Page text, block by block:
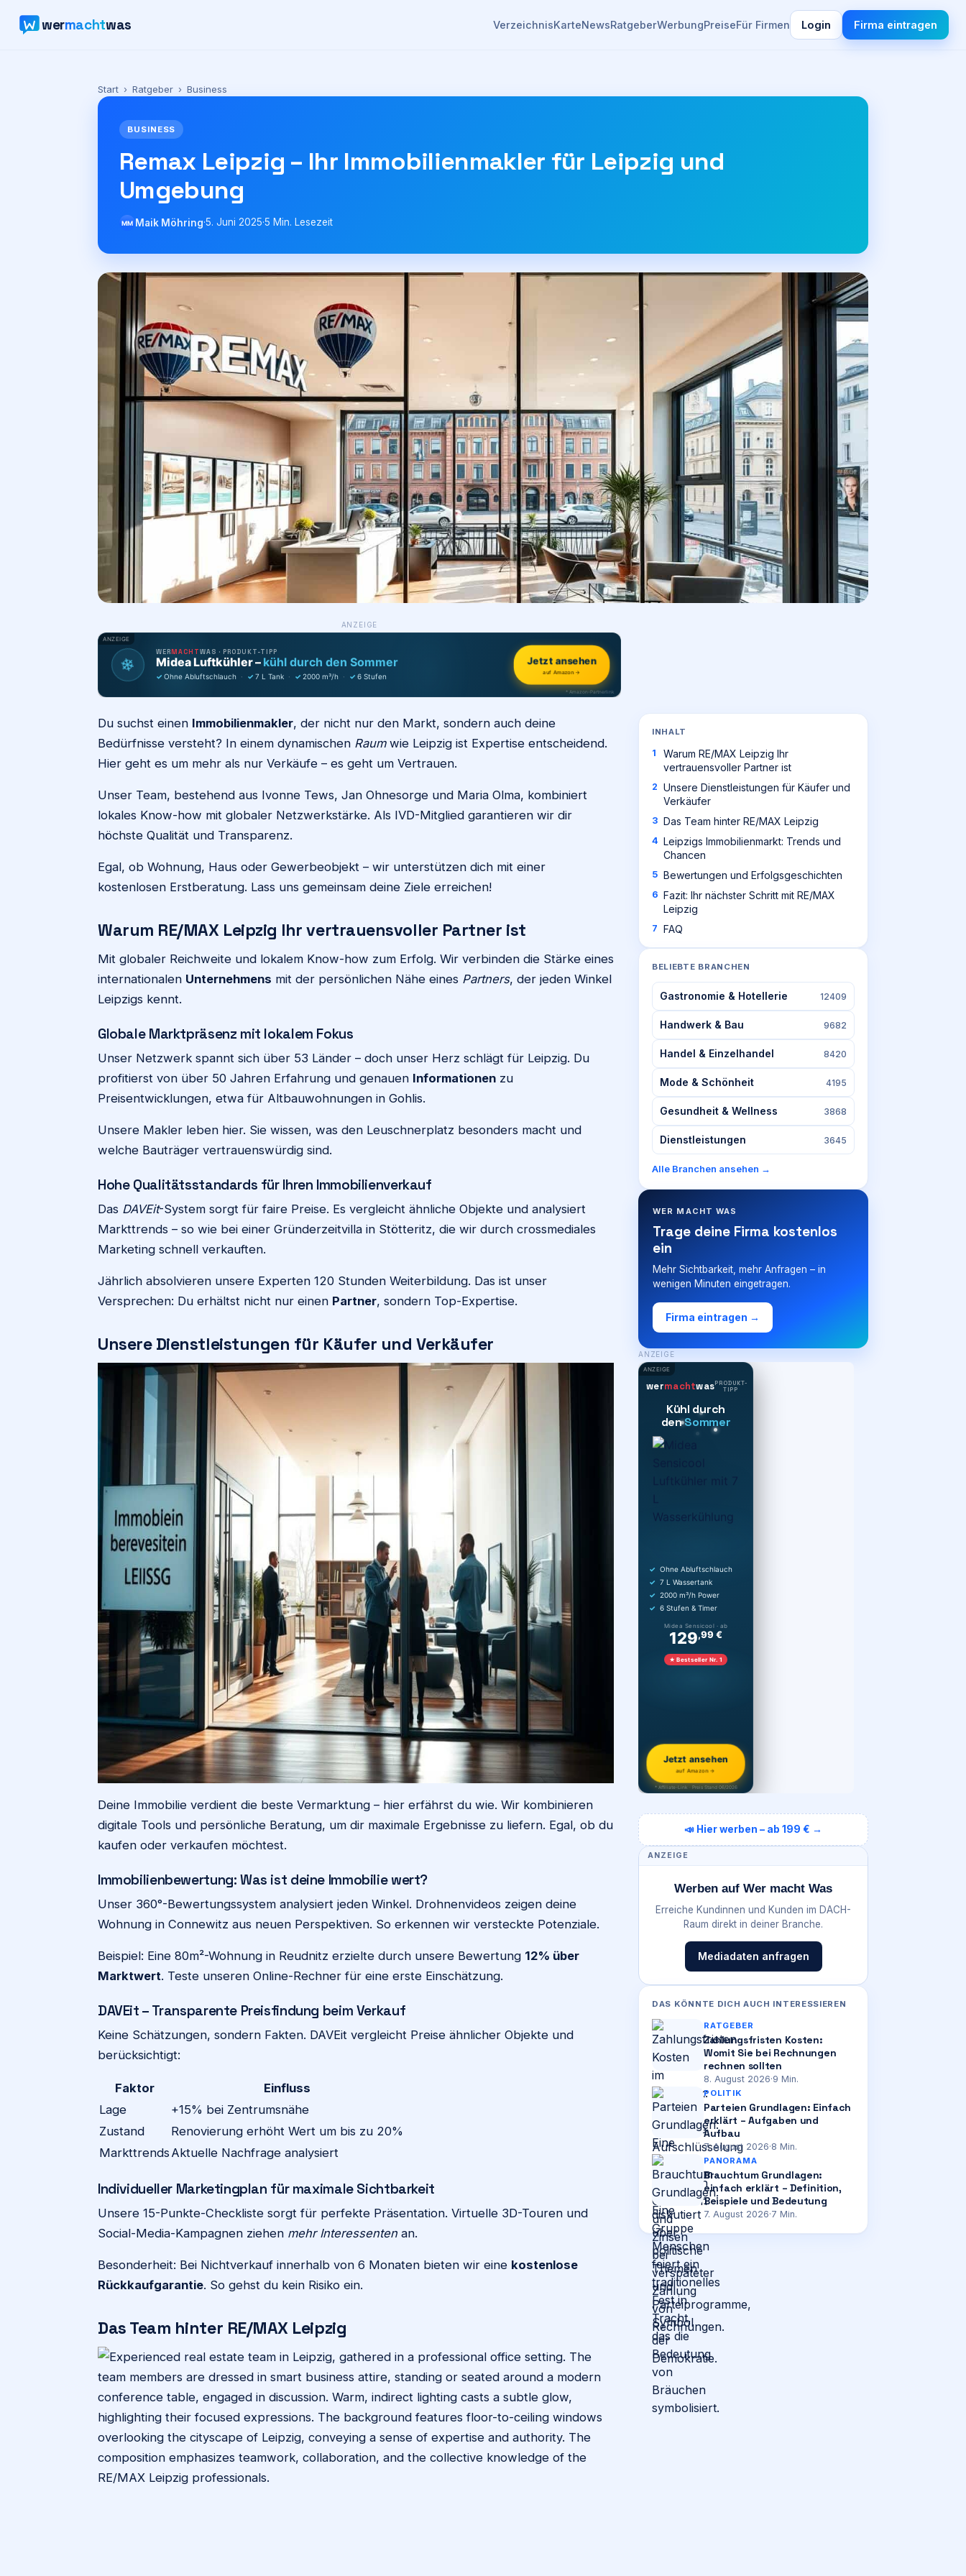
wermachtwas VerzeichnisKarteNewsRatgeberWerbungPreiseFür Firmen Login Firma eintragen
Start › Ratgeber › Business
BUSINESS
Remax Leipzig – Ihr Immobilienmakler für Leipzig und
Umgebung
MM Maik Möhring·5. Juni 2025·5 Min. Lesezeit
ANZEIGE
ANZEIGE
❄
WERMACHTWAS · PRODUKT-TIPP
Midea Luftkühler – kühl durch den Sommer
✓ Ohne Abluftschlauch · ✓ 7 L Tank · ✓ 2000 m³/h · ✓ 6 Stufen
Jetzt ansehen
auf Amazon →
* Amazon-Partnerlink
Du suchst einen Immobilienmakler, der nicht nur den Markt, sondern auch deine
Bedürfnisse versteht? In einem dynamischen Raumwie Leipzig ist Expertise entscheidend.
Hier geht es um mehr als nur Verkäufe – es geht um Vertrauen.
Unser Team, bestehend aus Ivonne Tews, Jan Ohnesorge und Maria Olma, kombiniert
lokales Know-how mit globaler Netzwerkstärke. Als IVD-Mitglied garantieren wir dir
höchste Qualität und Transparenz.
Egal, ob Wohnung, Haus oder Gewerbeobjekt – wir unterstützen dich mit einer
kostenlosen Erstberatung. Lass uns gemeinsam deine Ziele erreichen!
Warum RE/MAX Leipzig Ihr vertrauensvoller Partner ist
Mit globaler Reichweite und lokalem Know-how zum Erfolg. Wir verbinden die Stärke eines
internationalen Unternehmens mit der persönlichen Nähe eines Partners, der jeden Winkel
Leipzigs kennt.
Globale Marktpräsenz mit lokalem Fokus
Unser Netzwerk spannt sich über 53 Länder – doch unser Herz schlägt für Leipzig. Du
profitierst von über 50 Jahren Erfahrung und genauen Informationen zu
Preisentwicklungen, etwa für Altbauwohnungen in Gohlis.
Unsere Makler leben hier. Sie wissen, was den Leuschnerplatz besonders macht und
welche Bauträger vertrauenswürdig sind.
Hohe Qualitätsstandards für Ihren Immobilienverkauf
Das DAVEit-System sorgt für faire Preise. Es vergleicht ähnliche Objekte und analysiert
Markttrends – so wie bei einer Gründerzeitvilla in Stötteritz, die wir durch crossmediales
Marketing schnell verkauften.
Jährlich absolvieren unsere Experten 120 Stunden Weiterbildung. Das ist unser
Versprechen: Du erhältst nicht nur einen Partner, sondern Top-Expertise.
Unsere Dienstleistungen für Käufer und Verkäufer
Deine Immobilie verdient die beste Vermarktung – hier erfährst du wie. Wir kombinieren
digitale Tools und persönliche Beratung, um dir maximale Ergebnisse zu liefern. Egal, ob du
kaufen oder verkaufen möchtest.
Immobilienbewertung: Was ist deine Immobilie wert?
Unser 360°-Bewertungssystem analysiert jeden Winkel. Drohnenvideos zeigen deine
Wohnung in Connewitz aus neuen Perspektiven. So erkennen wir versteckte Potenziale.
Beispiel: Eine 80m²-Wohnung in Reudnitz erzielte durch unsere Bewertung 12% über
Marktwert. Teste unseren Online-Rechner für eine erste Einschätzung.
DAVEit – Transparente Preisfindung beim Verkauf
Keine Schätzungen, sondern Fakten. DAVEit vergleicht Preise ähnlicher Objekte und
berücksichtigt:
Faktor
Einfluss
Lage
+15% bei Zentrumsnähe
Zustand
Renovierung erhöht Wert um bis zu 20%
Markttrends Aktuelle Nachfrage analysiert
Individueller Marketingplan für maximale Sichtbarkeit
Unsere 15-Punkte-Checkliste sorgt für perfekte Präsentation. Virtuelle 3D-Touren und
Social-Media-Kampagnen ziehen mehr Interessenten an.
Besonderheit: Bei Nichtverkauf innerhalb von 6 Monaten bieten wir eine kostenlose
Rückkaufgarantie. So gehst du kein Risiko ein.
Das Team hinter RE/MAX Leipzig
INHALT
Warum RE/MAX Leipzig Ihr
vertrauensvoller Partner ist
Unsere Dienstleistungen für Käufer und
Verkäufer
Das Team hinter RE/MAX Leipzig
Leipzigs Immobilienmarkt: Trends und
Chancen
Bewertungen und Erfolgsgeschichten
Fazit: Ihr nächster Schritt mit RE/MAX
Leipzig
FAQ
BELIEBTE BRANCHEN
Gastronomie & Hotellerie 12409
Handwerk & Bau 9682
Handel & Einzelhandel 8420
Mode & Schönheit 4195
Gesundheit & Wellness 3868
Dienstleistungen 3645
Alle Branchen ansehen →
WER MACHT WAS
Trage deine Firma kostenlos
ein
Mehr Sichtbarkeit, mehr Anfragen – in
wenigen Minuten eingetragen.
Firma eintragen →
ANZEIGE
ANZEIGE
wermachtwasPRODUKT-
TIPP
Kühl durch
denSommer
Ohne Abluftschlauch
7 L Wassertank
2000 m³/h Power
6 Stufen & Timer
Midea Sensicool · ab
129,99 €
★ Bestseller Nr. 1
Jetzt ansehen
auf Amazon →
* Affiliate-Link · Preis Stand 06/2026
📣 Hier werben – ab 199 € →
ANZEIGE
Werben auf Wer macht Was
Erreiche Kundinnen und Kunden im DACH-
Raum direkt in deiner Branche.
Mediadaten anfragen
DAS KÖNNTE DICH AUCH INTERESSIEREN
RATGEBER
Zahlungsfristen Kosten:
Womit Sie bei Rechnungen
rechnen sollten
8. August 2026·9 Min.
POLITIK
Parteien Grundlagen: Einfach
erklärt – Aufgaben und
Aufbau
7. August 2026·8 Min.
PANORAMA
Brauchtum Grundlagen:
einfach erklärt – Definition,
Beispiele und Bedeutung
7. August 2026·7 Min.